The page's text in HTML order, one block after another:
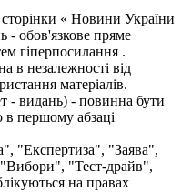
сторінки « Новини України
- обов'язкове пряме
гіперпосилання .
в незалежності від
матеріалів.
- видань) - повинна бути
в першому абзаці
"Експертиза", "Заява",
"Тест-драйв",
на правах